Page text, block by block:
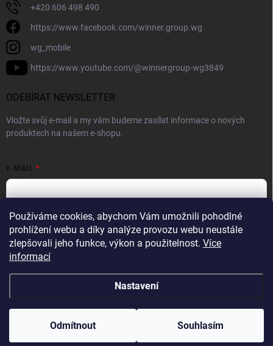
Používáme cookies, abychom Vám umožnili pohodlné
prohlížení webu a díky analýze provozu webu neustále
zlepšovali jeho funkce, výkon a použitelnost. Více
informací
Nastavení
Odmítnout Souhlasím
+420 606 498 490
https://www.facebook.com/winner.group.wg
wg_mobile
https://www.youtube.com/@winnergroup-wg3849
ODEBÍRAT NEWSLETTER
Vložte svůj e-mail a my vám budeme zasílat informace o nových
produktech na našem e-shopu.
E-MAIL
Vložením e-mailové adresy souhlasíte se zpracováním osobních
údajů v souladu seZásadami ochrany osobních údajů.
Přihlásit se
nastavení cookies